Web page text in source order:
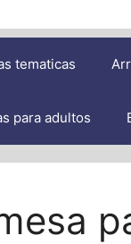
tematicas
para adultos